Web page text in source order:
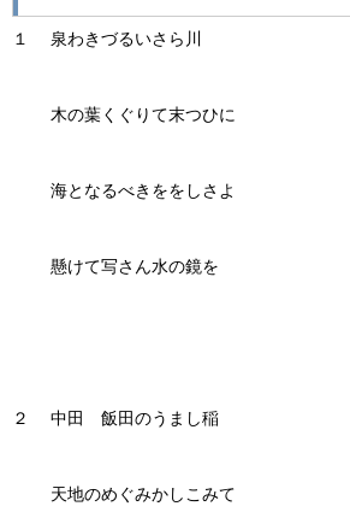
１ 泉わきづるいさら川
木の葉くぐりて末つひに
海となるべきををしさよ
懸けて写さん水の鏡を
２ 中田 飯田のうまし稲
天地のめぐみかしこみて